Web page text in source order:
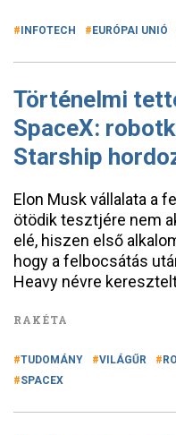
INFOTECH EURÓPAI UNIÓ
Történelmi
SpaceX:
Starship
Elon Musk vállalata a
ötödik tesztjére nem
elé, hiszen első
hogy a felbocsátás
Heavy névre
RAKÉTA
TUDOMÁNY VILÁGŰR
SPACEX